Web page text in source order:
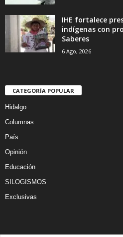
IHE fortalece
indígenas con
Saberes
6 Ago, 2026
CATEGORÍA POPULAR
Hidalgo
Columnas
País
Opinión
Educación
SILOGISMOS
Exclusivas